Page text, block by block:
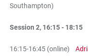
Southampton)
Session 2, 16:15 - 18:15
16:15-16:45 (online)